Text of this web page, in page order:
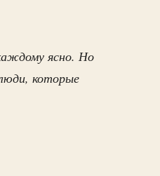
ясно. Но
которые